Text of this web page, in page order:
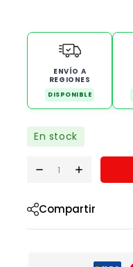
ENVÍO A
REGIONES
DISPONIBLE
En stock
Compartir